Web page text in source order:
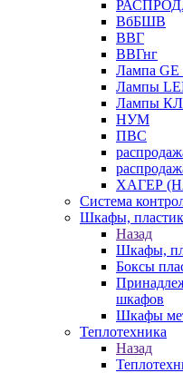
ВбБШВ
ВВГ
ВВГнг
Лампа GE
Лампы
Лампы
НУМ
ПВС
ХАГЕР
Система
Шкафы,
Назад
Шкафы,
Боксы
шкафов
Шкафы
Теплотехника
Назад